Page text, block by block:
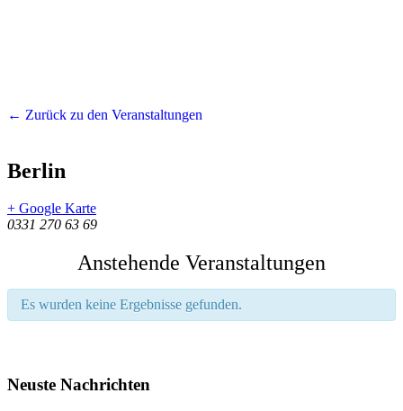
← Zurück zu den Veranstaltungen
Berlin
+ Google Karte
0331 270 63 69
Anstehende Veranstaltungen
Es wurden keine Ergebnisse gefunden.
Neuste Nachrichten